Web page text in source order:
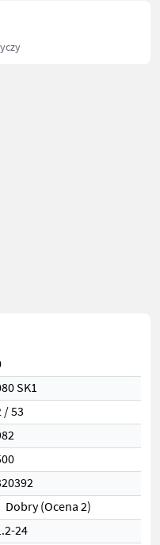
SK1
/ 53
Dobry (Ocena 2)
24